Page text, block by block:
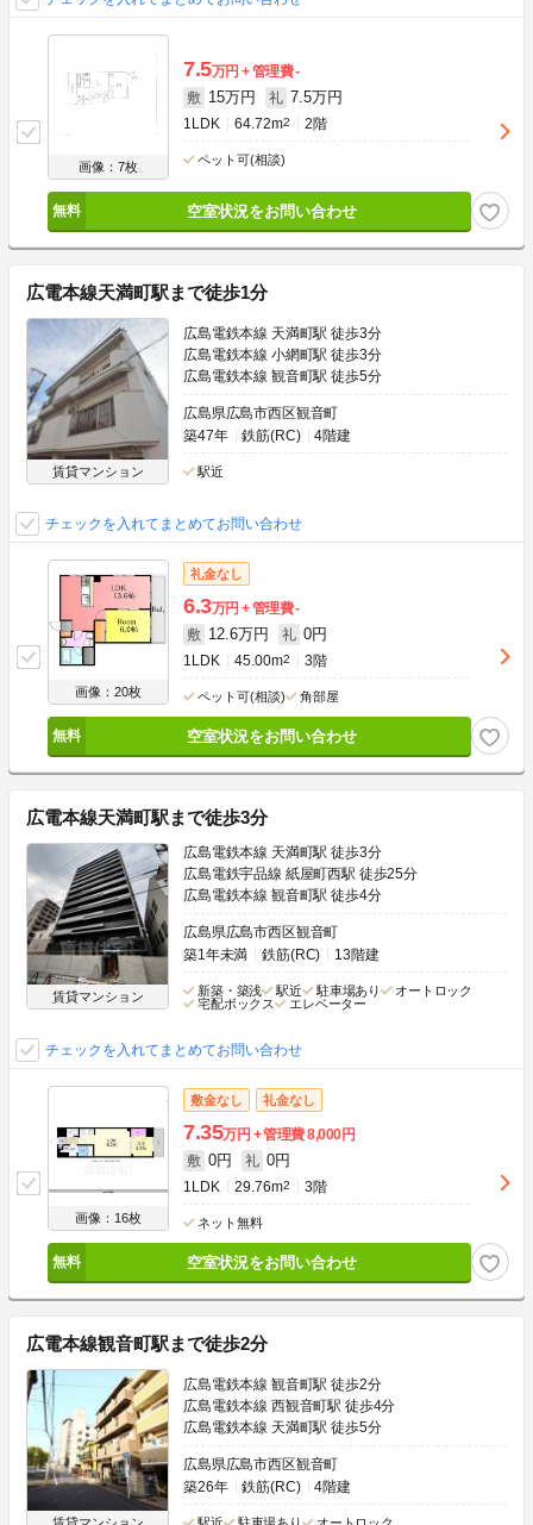
画像：7枚
7.5万円 管理費-
敷 15万円 礼 7.5万円
1LDK 64.72m2 2階
ペット可(相談)
空室状況をお問い合わせ
広電本線天満町駅まで徒歩1分
賃貸マンション
広島電鉄本線 天満町駅 徒歩3分
広島電鉄本線 小網町駅 徒歩3分
広島電鉄本線 観音町駅 徒歩5分
広島県広島市西区観音町
築47年
鉄筋(RC) 4階建
駅近
チェックを入れてまとめてお問い合わせ
画像：20枚
礼金なし
6.3万円 管理費-
敷 12.6万円 礼 0円
1LDK 45.00m2 3階
ペット可(相談) 角部屋
空室状況をお問い合わせ
広電本線天満町駅まで徒歩3分
賃貸マンション
広島電鉄本線 天満町駅 徒歩3分
広島電鉄宇品線 紙屋町西駅 徒歩25分
広島電鉄本線 観音町駅 徒歩4分
広島県広島市西区観音町
築1年未満
鉄筋(RC) 13階建
新築・築浅 駅近 駐車場あり
オートロック
宅配ボックス
エレベーター
チェックを入れてまとめてお問い合わせ
画像：16枚
敷金なし 礼金なし
7.35万円 管理費8,000円
敷 0円 礼 0円
1LDK 29.76m2 3階
ネット無料
空室状況をお問い合わせ
広電本線観音町駅まで徒歩2分
広島電鉄本線 観音町駅 徒歩2分
広島電鉄本線 西観音町駅 徒歩4分
広島電鉄本線 天満町駅 徒歩5分
広島県広島市西区観音町
築26年
鉄筋(RC) 4階建